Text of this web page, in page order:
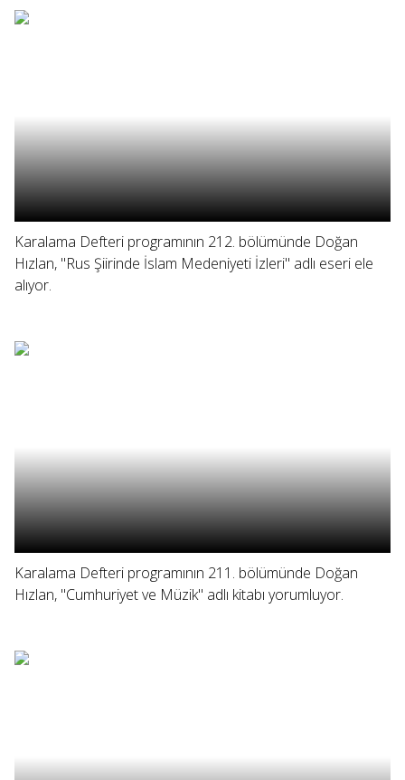
Karalama Defteri programının 212. bölümünde Doğan
Hızlan, "Rus Şiirinde İslam Medeniyeti İzleri" adlı eseri ele
alıyor.
Karalama Defteri programının 211. bölümünde Doğan
Hızlan, "Cumhuriyet ve Müzik" adlı kitabı yorumluyor.